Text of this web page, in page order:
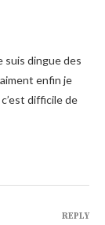
suis dingue des
enfin je
difficile de
REPLY